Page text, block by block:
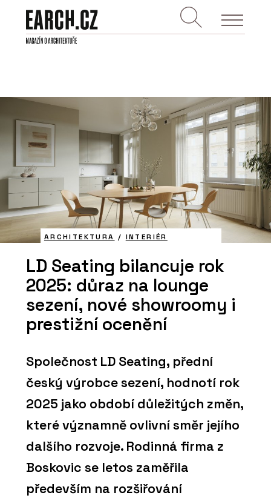
ARCHITEKTURA / INTERIÉR
LD Seating bilancuje rok
2025: důraz na lounge
sezení, nové showroomy i
prestižní ocenění
Společnost LD Seating, přední
český výrobce sezení, hodnotí rok
2025 jako období důležitých změn,
které významně ovlivní směr jejího
dalšího rozvoje. Rodinná firma z
Boskovic se letos zaměřila
především na rozšiřování